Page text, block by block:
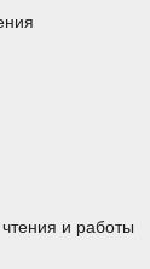
и работы